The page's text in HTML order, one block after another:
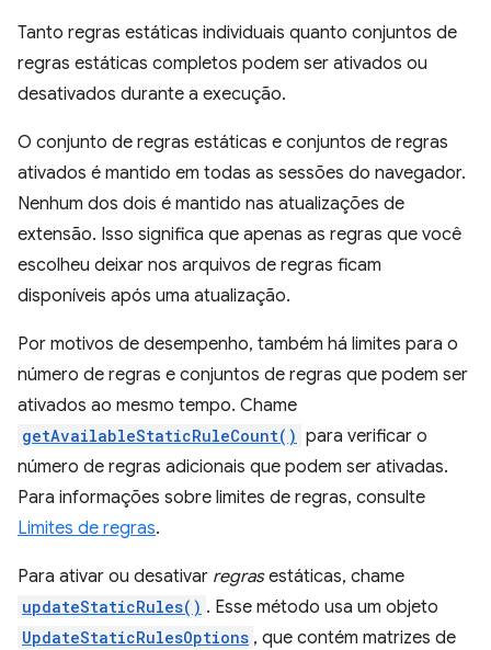
Tanto regras estáticas individuais quanto conjuntos de
regras estáticas completos podem ser ativados ou
desativados durante a execução.
O conjunto de regras estáticas e conjuntos de regras
ativados é mantido em todas as sessões do navegador.
Nenhum dos dois é mantido nas atualizações de
extensão. Isso significa que apenas as regras que você
escolheu deixar nos arquivos de regras ficam
disponíveis após uma atualização.
Por motivos de desempenho, também há limites para o
número de regras e conjuntos de regras que podem ser
ativados ao mesmo tempo. Chame
getAvailableStaticRuleCount() para verificar o
número de regras adicionais que podem ser ativadas.
Para informações sobre limites de regras, consulte
Limites de regras.
Para ativar ou desativar regrasestáticas, chame
updateStaticRules() . Esse método usa um objeto
UpdateStaticRulesOptions , que contém matrizes de